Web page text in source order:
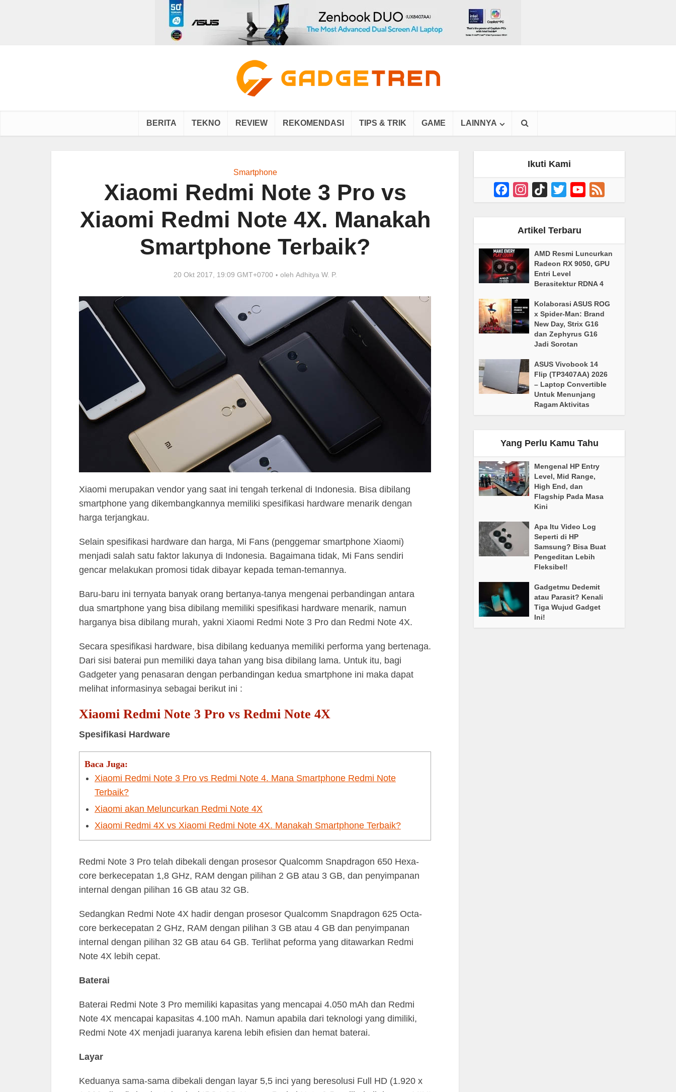
BERITA TEKNO REVIEW REKOMENDASI TIPS & TRIK GAME LAINNYA
Smartphone
Xiaomi Redmi Note 3 Pro vs
Xiaomi Redmi Note 4X. Manakah
Smartphone Terbaik?
20 Okt 2017, 19:09 GMT+0700 oleh Adhitya W. P.
Xiaomi merupakan vendor yang saat ini tengah terkenal di Indonesia. Bisa dibilang
smartphone yang dikembangkannya memiliki spesifikasi hardware menarik dengan
harga terjangkau.
Selain spesifikasi hardware dan harga, Mi Fans (penggemar smartphone Xiaomi)
menjadi salah satu faktor lakunya di Indonesia. Bagaimana tidak, Mi Fans sendiri
gencar melakukan promosi tidak dibayar kepada teman-temannya.
Baru-baru ini ternyata banyak orang bertanya-tanya mengenai perbandingan antara
dua smartphone yang bisa dibilang memiliki spesifikasi hardware menarik, namun
harganya bisa dibilang murah, yakni Xiaomi Redmi Note 3 Pro dan Redmi Note 4X.
Secara spesifikasi hardware, bisa dibilang keduanya memiliki performa yang bertenaga.
Dari sisi baterai pun memiliki daya tahan yang bisa dibilang lama. Untuk itu, bagi
Gadgeter yang penasaran dengan perbandingan kedua smartphone ini maka dapat
melihat informasinya sebagai berikut ini :
Xiaomi Redmi Note 3 Pro vs Redmi Note 4X
Spesifikasi Hardware
Baca Juga:
Xiaomi Redmi Note 3 Pro vs Redmi Note 4. Mana Smartphone Redmi Note
Terbaik?
Xiaomi akan Meluncurkan Redmi Note 4X
Xiaomi Redmi 4X vs Xiaomi Redmi Note 4X. Manakah Smartphone Terbaik?
Redmi Note 3 Pro telah dibekali dengan prosesor Qualcomm Snapdragon 650 Hexa-
core berkecepatan 1,8 GHz, RAM dengan pilihan 2 GB atau 3 GB, dan penyimpanan
internal dengan pilihan 16 GB atau 32 GB.
Sedangkan Redmi Note 4X hadir dengan prosesor Qualcomm Snapdragon 625 Octa-
core berkecepatan 2 GHz, RAM dengan pilihan 3 GB atau 4 GB dan penyimpanan
internal dengan pilihan 32 GB atau 64 GB. Terlihat peforma yang ditawarkan Redmi
Note 4X lebih cepat.
Baterai
Baterai Redmi Note 3 Pro memiliki kapasitas yang mencapai 4.050 mAh dan Redmi
Note 4X mencapai kapasitas 4.100 mAh. Namun apabila dari teknologi yang dimiliki,
Redmi Note 4X menjadi juaranya karena lebih efisien dan hemat baterai.
Layar
Keduanya sama-sama dibekali dengan layar 5,5 inci yang beresolusi Full HD (1.920 x
Ikuti Kami
FacebookInstagram
TikTok Twitter YouTube
Channel
Artikel Terbaru
AMD Resmi Luncurkan
Radeon RX 9050, GPU
Entri Level
Berasitektur RDNA 4
Kolaborasi ASUS ROG
x Spider-Man: Brand
New Day, Strix G16
dan Zephyrus G16
Jadi Sorotan
ASUS Vivobook 14
Flip (TP3407AA) 2026
– Laptop Convertible
Untuk Menunjang
Ragam Aktivitas
Yang Perlu Kamu Tahu
Mengenal HP Entry
Level, Mid Range,
High End, dan
Flagship Pada Masa
Kini
Apa Itu Video Log
Seperti di HP
Samsung? Bisa Buat
Pengeditan Lebih
Fleksibel!
Gadgetmu Dedemit
atau Parasit? Kenali
Tiga Wujud Gadget
Ini!